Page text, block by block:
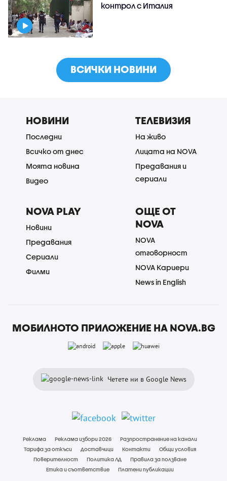
контрол с Италия
ВСИЧКИ НОВИНИ
НОВИНИ
Последни
Всичко от днес
Моята новина
Видео
ТЕЛЕВИЗИЯ
На живо
Лицата на NOVA
Предавания и
сериали
NOVA PLAY
Новини
Предавания
Сериали
Филми
ОЩЕ ОТ
NOVA
NOVA
отговорност
NOVA Кариери
News in English
МОБИЛНОТО ПРИЛОЖЕНИЕ НА NOVA.BG
Четете ни в Google News
Реклама Реклама избори 2026
Разпространение на канали
Тарифа за откъси
Доставчици Контакти
Общи условия
Поверителност
Политика ЛД
Правила за ползване
Етика и съответствие
Платени публикации